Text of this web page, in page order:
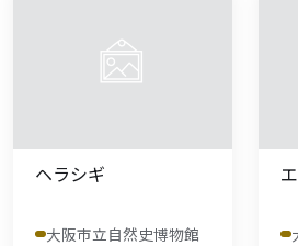
ヘラシギ
大阪市立自然史博物館